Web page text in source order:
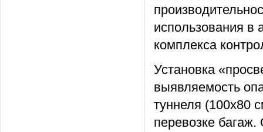
использования в
комплекса
Установка
выявляемость
туннеля (100x80
перевозке